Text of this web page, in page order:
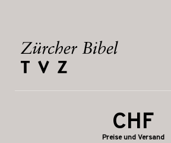
CHF
Preise und Versand